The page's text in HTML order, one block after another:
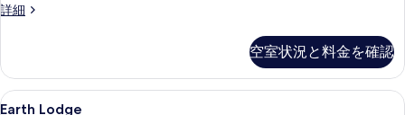
の
を
表
詳細
Deluxe
の
詳
細
空室状況と料金を確認
Earth
Earth Lodge | WiFi (無料)、ベッドシ
19
Earth Lodge